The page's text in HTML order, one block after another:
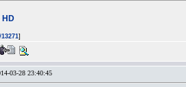
HD
]
03-28 23:40:45